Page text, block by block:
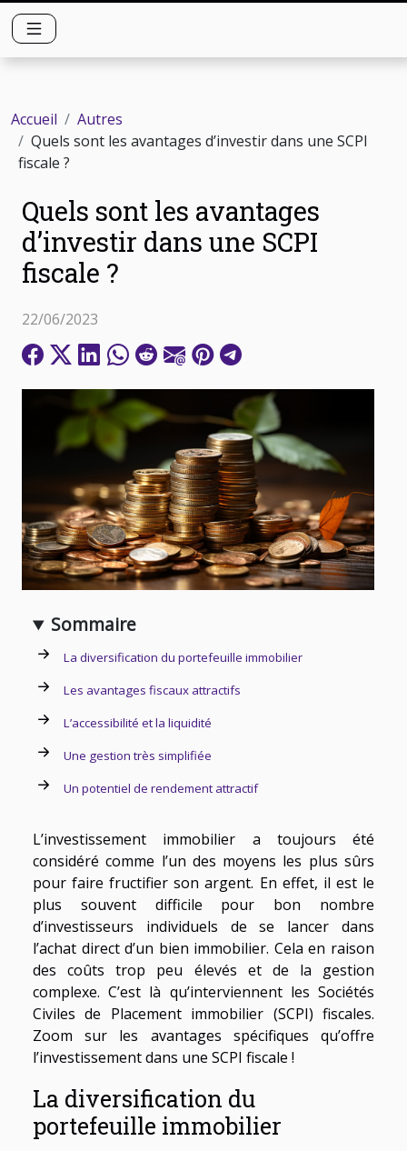
Accueil
Autres
Quels sont les avantages d’investir dans une SCPI
fiscale ?
Quels sont les avantages
d’investir dans une SCPI
fiscale ?
22/06/2023
Sommaire
La diversification du portefeuille immobilier
Les avantages fiscaux attractifs
L’accessibilité et la liquidité
Une gestion très simplifiée
Un potentiel de rendement attractif
L’investissement immobilier a toujours été
considéré comme l’un des moyens les plus sûrs
pour faire fructifier son argent. En effet, il est le
plus souvent difficile pour bon nombre
d’investisseurs individuels de se lancer dans
l’achat direct d’un bien immobilier. Cela en raison
des coûts trop peu élevés et de la gestion
complexe. C’est là qu’interviennent les Sociétés
Civiles de Placement immobilier (SCPI) fiscales.
Zoom sur les avantages spécifiques qu’offre
l’investissement dans une SCPI fiscale !
La diversification du
portefeuille immobilier